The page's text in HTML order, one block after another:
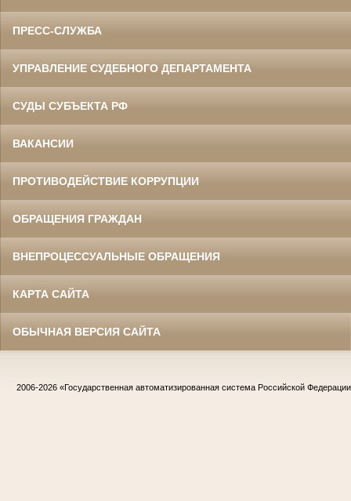
ПРЕСС-СЛУЖБА
УПРАВЛЕНИЕ СУДЕБНОГО ДЕПАРТАМЕНТА
СУДЫ СУБЪЕКТА РФ
ВАКАНСИИ
ПРОТИВОДЕЙСТВИЕ КОРРУПЦИИ
ОБРАЩЕНИЯ ГРАЖДАН
ВНЕПРОЦЕССУАЛЬНЫЕ ОБРАЩЕНИЯ
КАРТА САЙТА
ОБЫЧНАЯ ВЕРСИЯ САЙТА
2006-2026 «Государственная автоматизированная система Российской